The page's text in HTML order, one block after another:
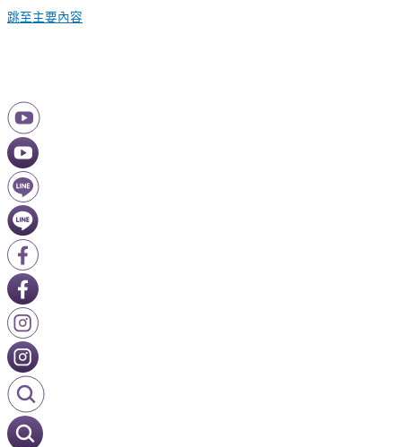
跳至主要內容